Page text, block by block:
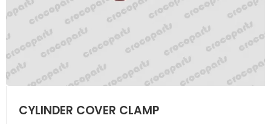
CYLINDER COVER CLAMP